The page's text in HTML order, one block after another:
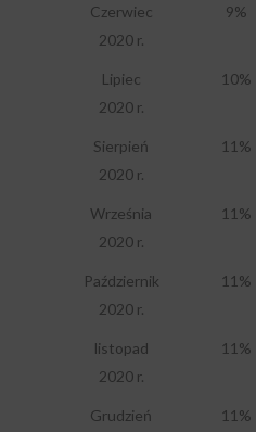
Czerwiec
2020 r.
9%
Lipiec
2020 r.
10%
Sierpień
2020 r.
11%
Września
2020 r.
11%
Październik
2020 r.
11%
listopad
2020 r.
11%
Grudzień
11%